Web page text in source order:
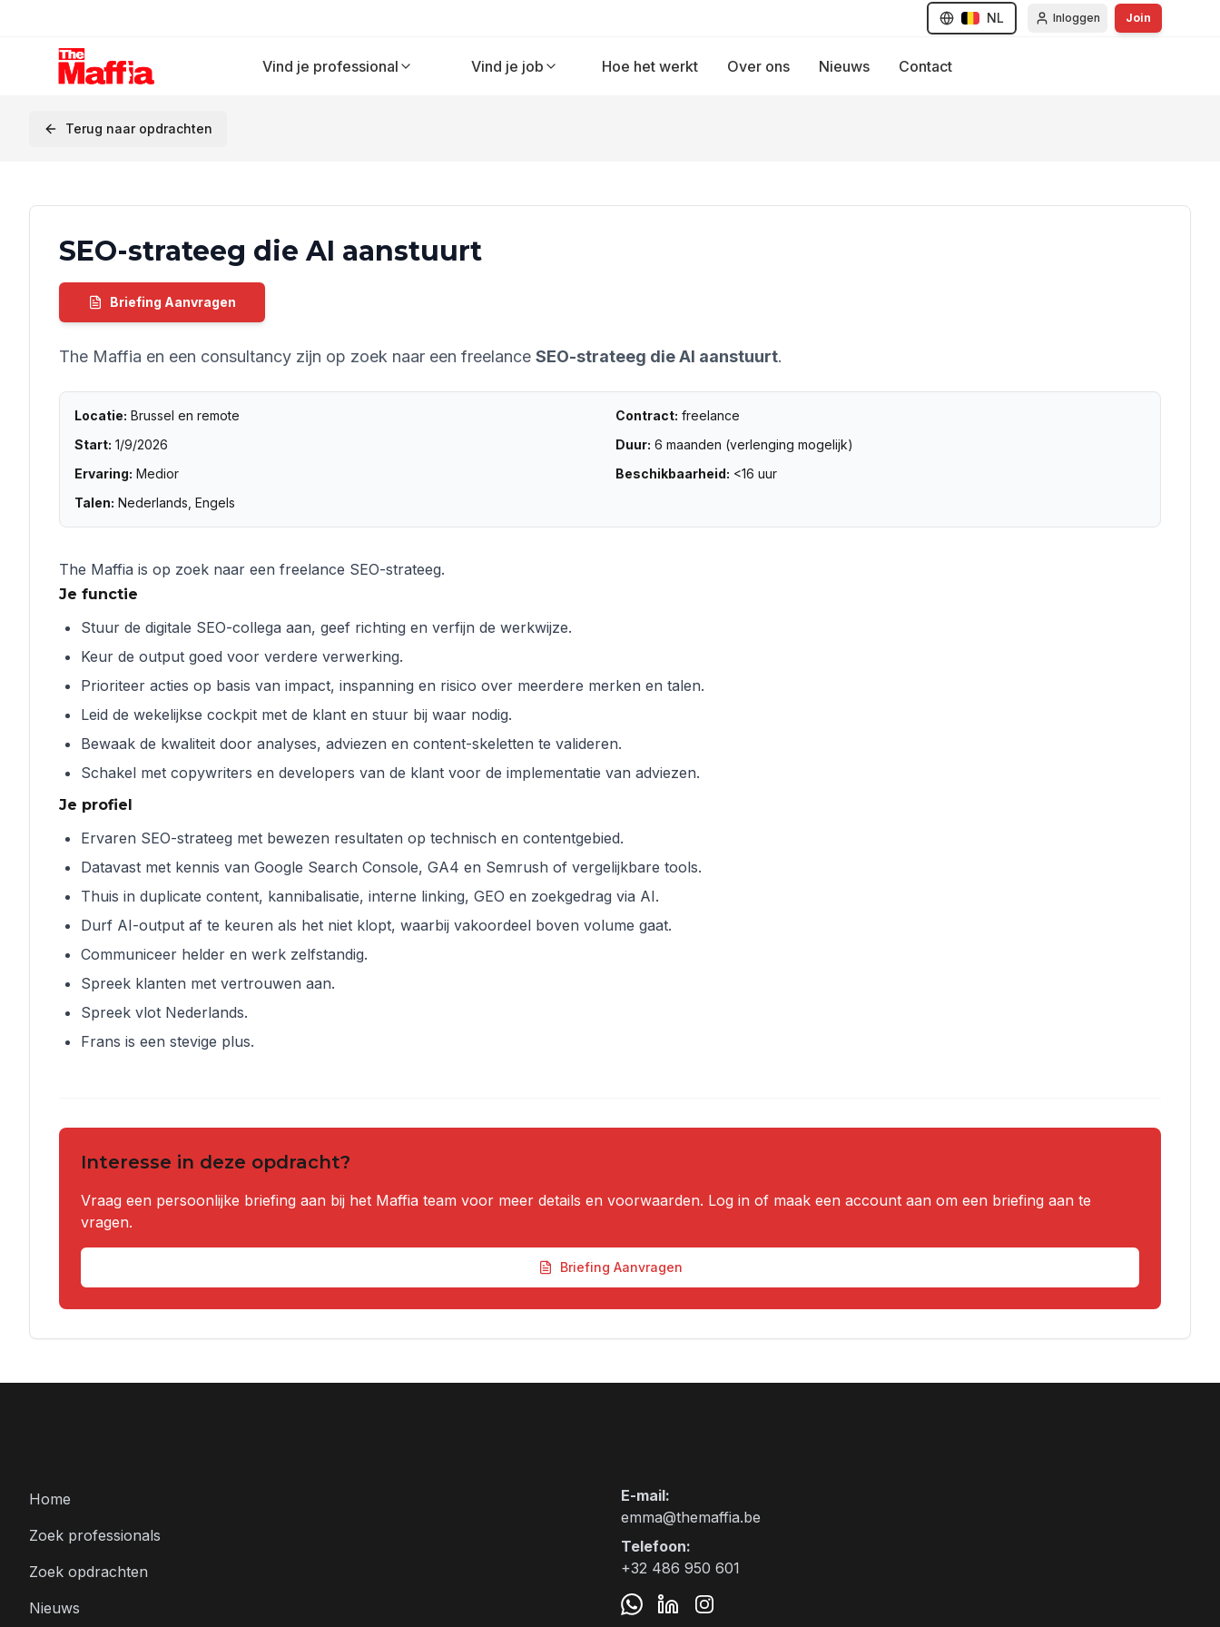
NL Inloggen Join
Vind je professional Vind je job Hoe het werkt Over ons Nieuws Contact
Terug naar opdrachten
SEO-strateeg die AI aanstuurt
Briefing Aanvragen
The Maffia en een consultancy zijn op zoek naar een freelance SEO-strateeg die AI aanstuurt.
Locatie: Brussel en remote Contract: freelance
Start: 1/9/2026 Duur: 6 maanden (verlenging mogelijk)
Ervaring: Medior Beschikbaarheid: <16 uur
Talen: Nederlands, Engels
The Maffia is op zoek naar een freelance SEO-strateeg.
Je functie
Stuur de digitale SEO-collega aan, geef richting en verfijn de werkwijze.
Keur de output goed voor verdere verwerking.
Prioriteer acties op basis van impact, inspanning en risico over meerdere merken en talen.
Leid de wekelijkse cockpit met de klant en stuur bij waar nodig.
Bewaak de kwaliteit door analyses, adviezen en content-skeletten te valideren.
Schakel met copywriters en developers van de klant voor de implementatie van adviezen.
Je profiel
Ervaren SEO-strateeg met bewezen resultaten op technisch en contentgebied.
Datavast met kennis van Google Search Console, GA4 en Semrush of vergelijkbare tools.
Thuis in duplicate content, kannibalisatie, interne linking, GEO en zoekgedrag via AI.
Durf AI-output af te keuren als het niet klopt, waarbij vakoordeel boven volume gaat.
Communiceer helder en werk zelfstandig.
Spreek klanten met vertrouwen aan.
Spreek vlot Nederlands.
Frans is een stevige plus.
Interesse in deze opdracht?
Vraag een persoonlijke briefing aan bij het Maffia team voor meer details en voorwaarden. Log in of maak een account aan om een briefing aan te
vragen.
Briefing Aanvragen
Home
Zoek professionals
Zoek opdrachten
Nieuws
E-mail:
emma@themaffia.be
Telefoon:
+32 486 950 601